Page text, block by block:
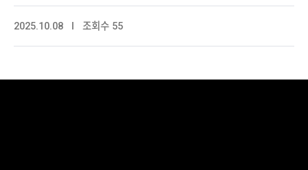
2025.10.08 I 조회수 55